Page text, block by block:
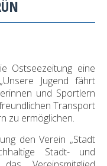
Ostseezeitung eine
Jugend fährt
und Sportlern
Transport
zu ermöglichen.
den Verein „Stadt
Stadt- und